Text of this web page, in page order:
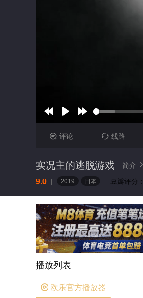
 评论  线路
实况主的逃脱游戏 简介 
9.0 豆瓣评分：
2019 日本
播放列表
 欧乐官方播放器